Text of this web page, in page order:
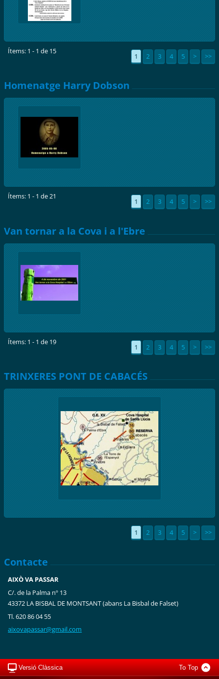
Ítems: 1 - 1 de 15
1 2 3 4 5 > >>
Homenatge Harry Dobson
Ítems: 1 - 1 de 21
1 2 3 4 5 > >>
Van tornar a la Cova i a l'Ebre
Ítems: 1 - 1 de 19
1 2 3 4 5 > >>
TRINXERES PONT DE CABACÉS
1 2 3 4 5 > >>
Contacte
AIXÒ VA PASSAR
C/. de la Palma nº 13
43372 LA BISBAL DE MONTSANT (abans La Bisbal de Falset)
Tl. 620 86 04 55
aixovapassar@gmail.com
Versió Clàssica To Top